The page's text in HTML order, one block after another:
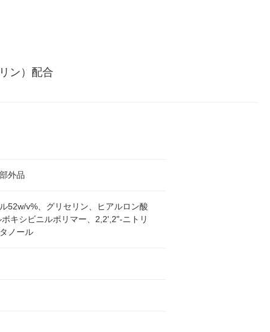
ン）配合
外品
52w/v%、グリセリン、ヒアルロン酸
キシビニルポリマー、2,2',2"-ニトリ
ノール